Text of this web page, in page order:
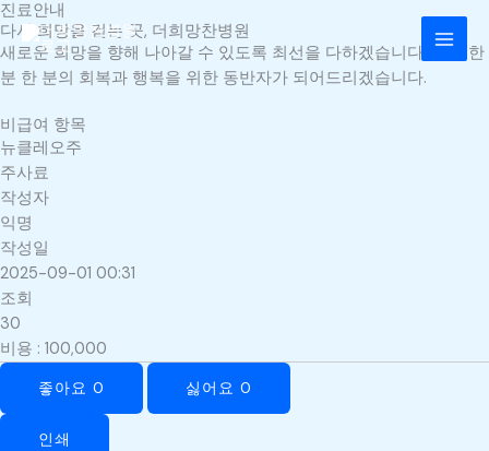
콘
텐
츠
로
너
뛰
기
진료안내
다시 희망을 걷는 곳, 더희망찬병원
새로운 희망을 향해 나아갈 수 있도록 최선을 다하겠습니다. 환자 한
분 한 분의 회복과 행복을 위한 동반자가 되어드리겠습니다.
비급여 항목
뉴클레오주
주사료
작성자
익명
작성일
2025-09-01 00:31
조회
30
비용 : 100,000
좋아요 0 싫어요 0
인쇄